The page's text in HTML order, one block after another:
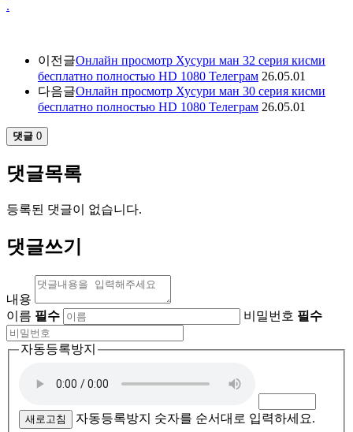
.
이전글Онлайн просмотр Хусури ман 32 серия кисми
бесплатно полностью HD 1080 Телеграм 26.05.01
다음글Онлайн просмотр Хусури ман 30 серия кисми
бесплатно полностью HD 1080 Телеграм 26.05.01
댓글 0
댓글목록
등록된 댓글이 없습니다.
댓글쓰기
내용
이름 필수 비밀번호 필수
자동등록방지
새로고침 자동등록방지 숫자를 순서대로 입력하세요.